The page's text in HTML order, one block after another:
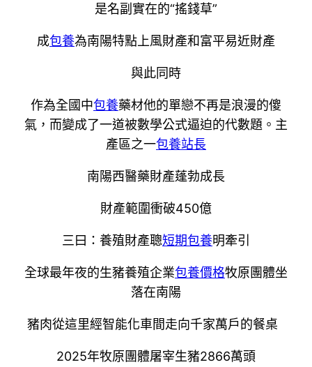
是名副實在的“搖錢草”
成包養為南陽特點上風財產和富平易近財產
與此同時
作為全國中包養藥材他的單戀不再是浪漫的傻
氣，而變成了一道被數學公式逼迫的代數題。主
產區之一包養站長
南陽西醫藥財產蓬勃成長
財產範圍衝破450億
三曰：養殖財產聰短期包養明牽引
全球最年夜的生豬養殖企業包養價格牧原團體坐
落在南陽
豬肉從這里經智能化車間走向千家萬戶的餐桌
2025年牧原團體屠宰生豬2866萬頭